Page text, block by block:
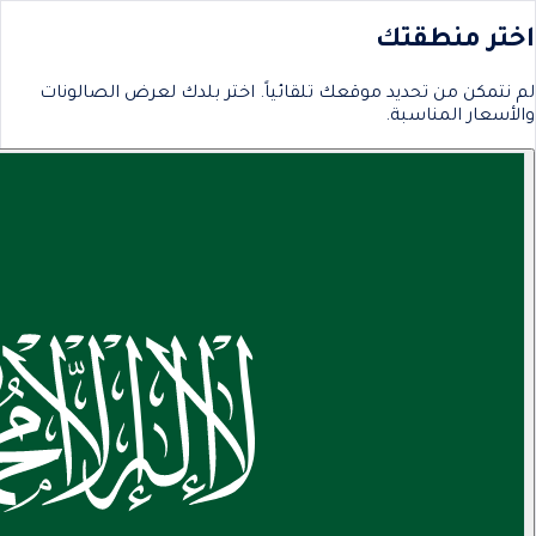
اختر منطقتك
لم نتمكن من تحديد موقعك تلقائياً. اختر بلدك لعرض الصالونات
والأسعار المناسبة.